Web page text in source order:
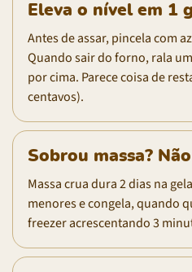
Eleva o nível em 1
Antes de assar, pincela com
Quando sair do forno, rala
por cima. Parece coisa de
centavos).
Sobrou massa?
Massa crua dura 2 dias na
menores e congela, quando
freezer acrescentando 3